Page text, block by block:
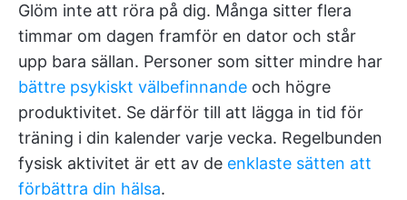
Glöm inte att röra på dig. Många sitter flera
timmar om dagen framför en dator och står
upp bara sällan. Personer som sitter mindre har
bättre psykiskt välbefinnande och högre
produktivitet. Se därför till att lägga in tid för
träning i din kalender varje vecka. Regelbunden
fysisk aktivitet är ett av de enklaste sätten att
förbättra din hälsa.